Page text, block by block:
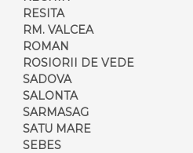
RESITA
RM. VALCEA
ROMAN
ROSIORII DE VEDE
SADOVA
SALONTA
SARMASAG
SATU MARE
SEBES